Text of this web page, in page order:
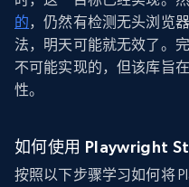
的，仍然有检测无头浏览
法，明天可能就无效了。
不可能实现的，但该库旨
性。
如何使用 Playwright
按照以下步骤学习如何将